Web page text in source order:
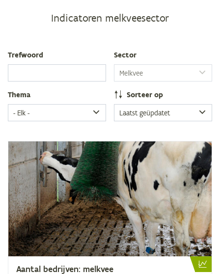
Indicatoren melkveesector
Tref­woord Sec­tor
The­ma Sor­teer op
Aan­tal be­drij­ven: melkvee